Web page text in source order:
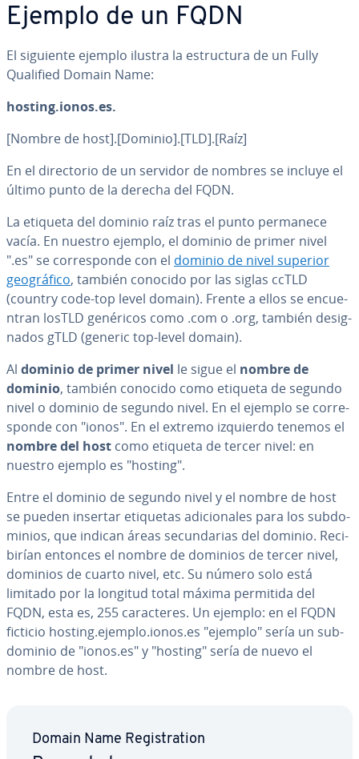
Ejemplo de un FQDN
El siguiente ejemplo ilustra la es­tru­c­tu­ra de un Fully
Qualified Domain Name:
hosting.ionos.es.
[Nombre de host].[Dominio].[TLD].[Raíz]
En el di­re­c­to­rio de un servidor de nombres se incluye el
último punto de la derecha del FQDN.
La etiqueta del dominio raíz tras el punto permanece
vacía. En nuestro ejemplo, el dominio de primer nivel
".es" se co­rre­s­po­n­de con el dominio de nivel superior
geo­grá­fi­co, también conocido por las siglas ccTLD
(country code-top level domain). Frente a ellos se en­cue­
n­tran losTLD genéricos como .com o .org, también de­sig­
na­dos gTLD (generic top-level domain).
Al dominio de primer nivel le sigue el nombre de
dominio, también conocido como etiqueta de segundo
nivel o dominio de segundo nivel. En el ejemplo se co­rre­
s­po­n­de con "ionos". En el extremo izquierdo tenemos el
nombre del host como etiqueta de tercer nivel: en
nuestro ejemplo es "hosting".
Entre el dominio de segundo nivel y el nombre de host
se pueden insertar etiquetas adi­cio­na­les para los su­b­do­
mi­nios, que indican áreas se­cu­n­da­rias del dominio. Re­ci­
bi­rían entonces el nombre de dominios de tercer nivel,
dominios de cuarto nivel, etc. Su número solo está
limitado por la longitud total máxima permitida del
FQDN, esta es, 255 ca­ra­c­te­res. Un ejemplo: en el FQDN
ficticio hosting.ejemplo.ionos.es "ejemplo" sería un su­b­
do­mi­nio de "ionos.es" y "hosting" sería de nuevo el
nombre de host.
Domain Name Re­gi­s­tra­tion